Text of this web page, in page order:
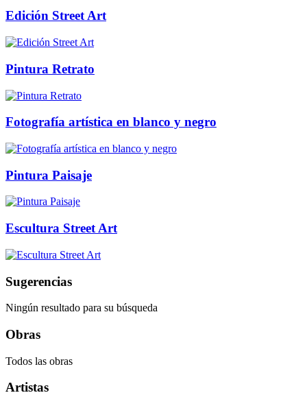
Edición Street Art
Pintura Retrato
Fotografía artística en blanco y negro
Pintura Paisaje
Escultura Street Art
Sugerencias
Ningún resultado para su búsqueda
Obras
Todos las obras
Artistas